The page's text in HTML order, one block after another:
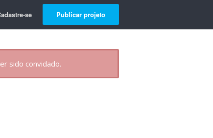
se Publicar projeto
sido convidado.